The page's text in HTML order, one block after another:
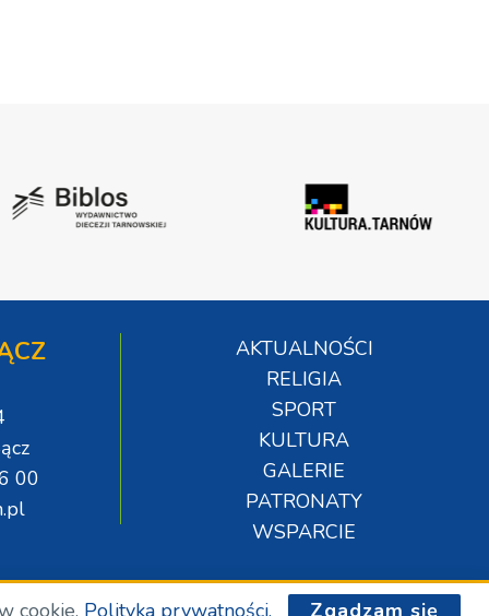
00
AKTUALNOŚCI
RELIGIA
SPORT
KULTURA
GALERIE
PATRONATY
WSPARCIE
cookie. Polityka prywatności. Zgadzam się